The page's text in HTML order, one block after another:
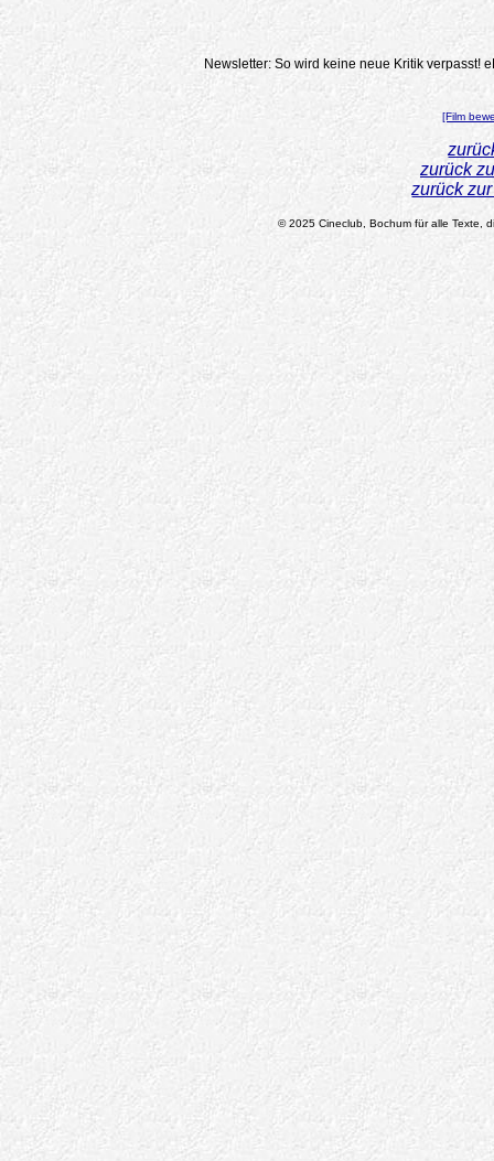
Newsletter: So wird keine neue Kritik verpasst!
[Film
zurück
zurück
© 2025 Cineclub, Bochum für alle Texte,